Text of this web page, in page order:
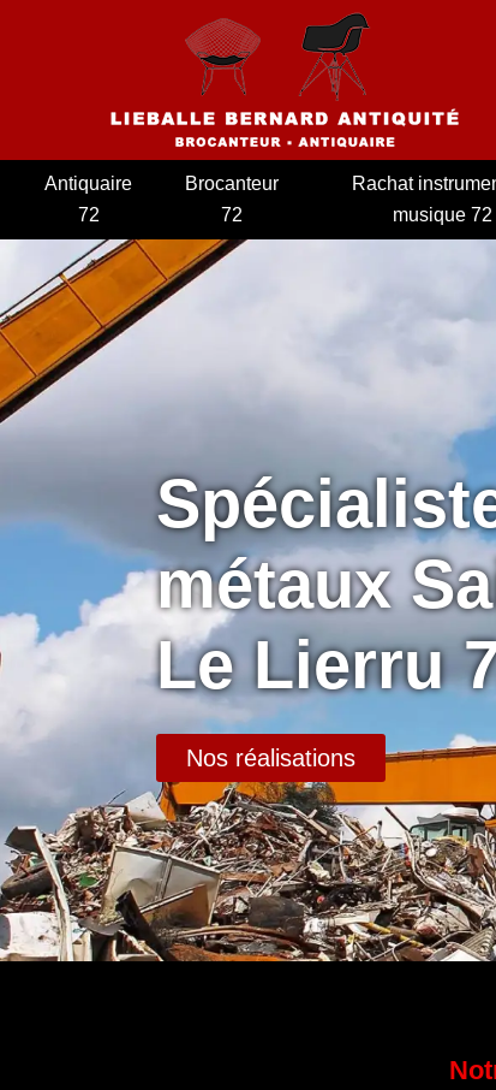
Antiquaire
72
Brocanteur
72
Rachat
musique 72
métaux
Le Lierru
Nos réalisations